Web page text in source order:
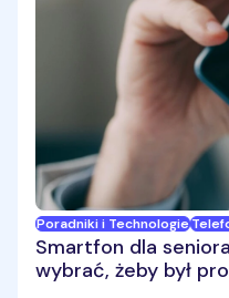
Poradniki i Technologie
Smartfon dla
wybrać, żeby był